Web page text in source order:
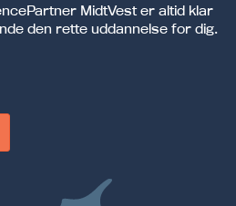
MidtVest er altid klar
den rette uddannelse for dig.